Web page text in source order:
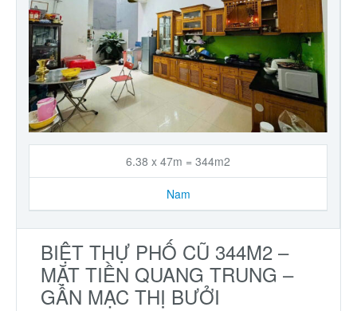
6.38 x 47m = 344m2
Nam
BIỆT THỰ PHỐ CŨ 344M2 –
MẶT TIỀN QUANG TRUNG –
GẦN MẠC THỊ BƯỞI